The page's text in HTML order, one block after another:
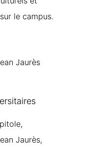
le campus.
Jaurès
Jaurès,